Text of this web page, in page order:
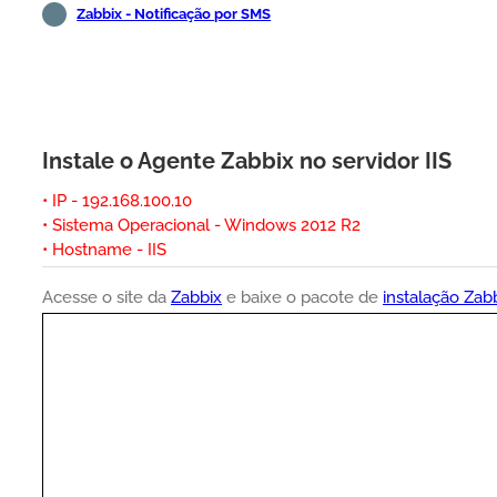
Zabbix - Notificação por SMS
Instale o Agente Zabbix no servidor IIS
• IP - 192.168.100.10
• Sistema Operacional - Windows 2012 R2
• Hostname - IIS
Acesse o site da Zabbix e baixe o pacote de instalação